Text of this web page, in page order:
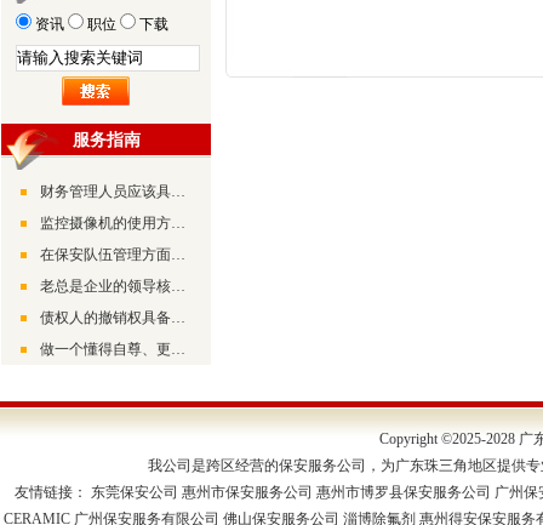
资讯 职位 下载
服务指南
财务管理人员应该具备的素质和能力
监控摄像机的使用方法及调试方法
在保安队伍管理方面要抓好“三个工程”和“三个坚持”
老总是企业的领导核心，是企业的灵魂、企业的方向和带路人
债权人的撤销权具备的三大特征
做一个懂得自尊、更懂得尊人的生活者
Copyright ©2025-2028
我公司是跨区经营的保安服务公司，为广东珠三角地区提供
友情链接：
东莞保安公司 惠州市保安服务公司 惠州市博罗县保安服务公司 广州保
CERAMIC 广州保安服务有限公司 佛山保安服务公司 淄博除氟剂 惠州得安保安服务